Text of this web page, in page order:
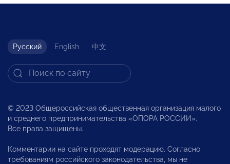
Русский English 中文
© 2023 Общероссийская общественная организация малого
и среднего предпринимательства «ОПОРА РОССИИ».
Все права защищены.
Комментарии на сайте проходят модерацию. Согласно
требованиям российского законодательства, мы не